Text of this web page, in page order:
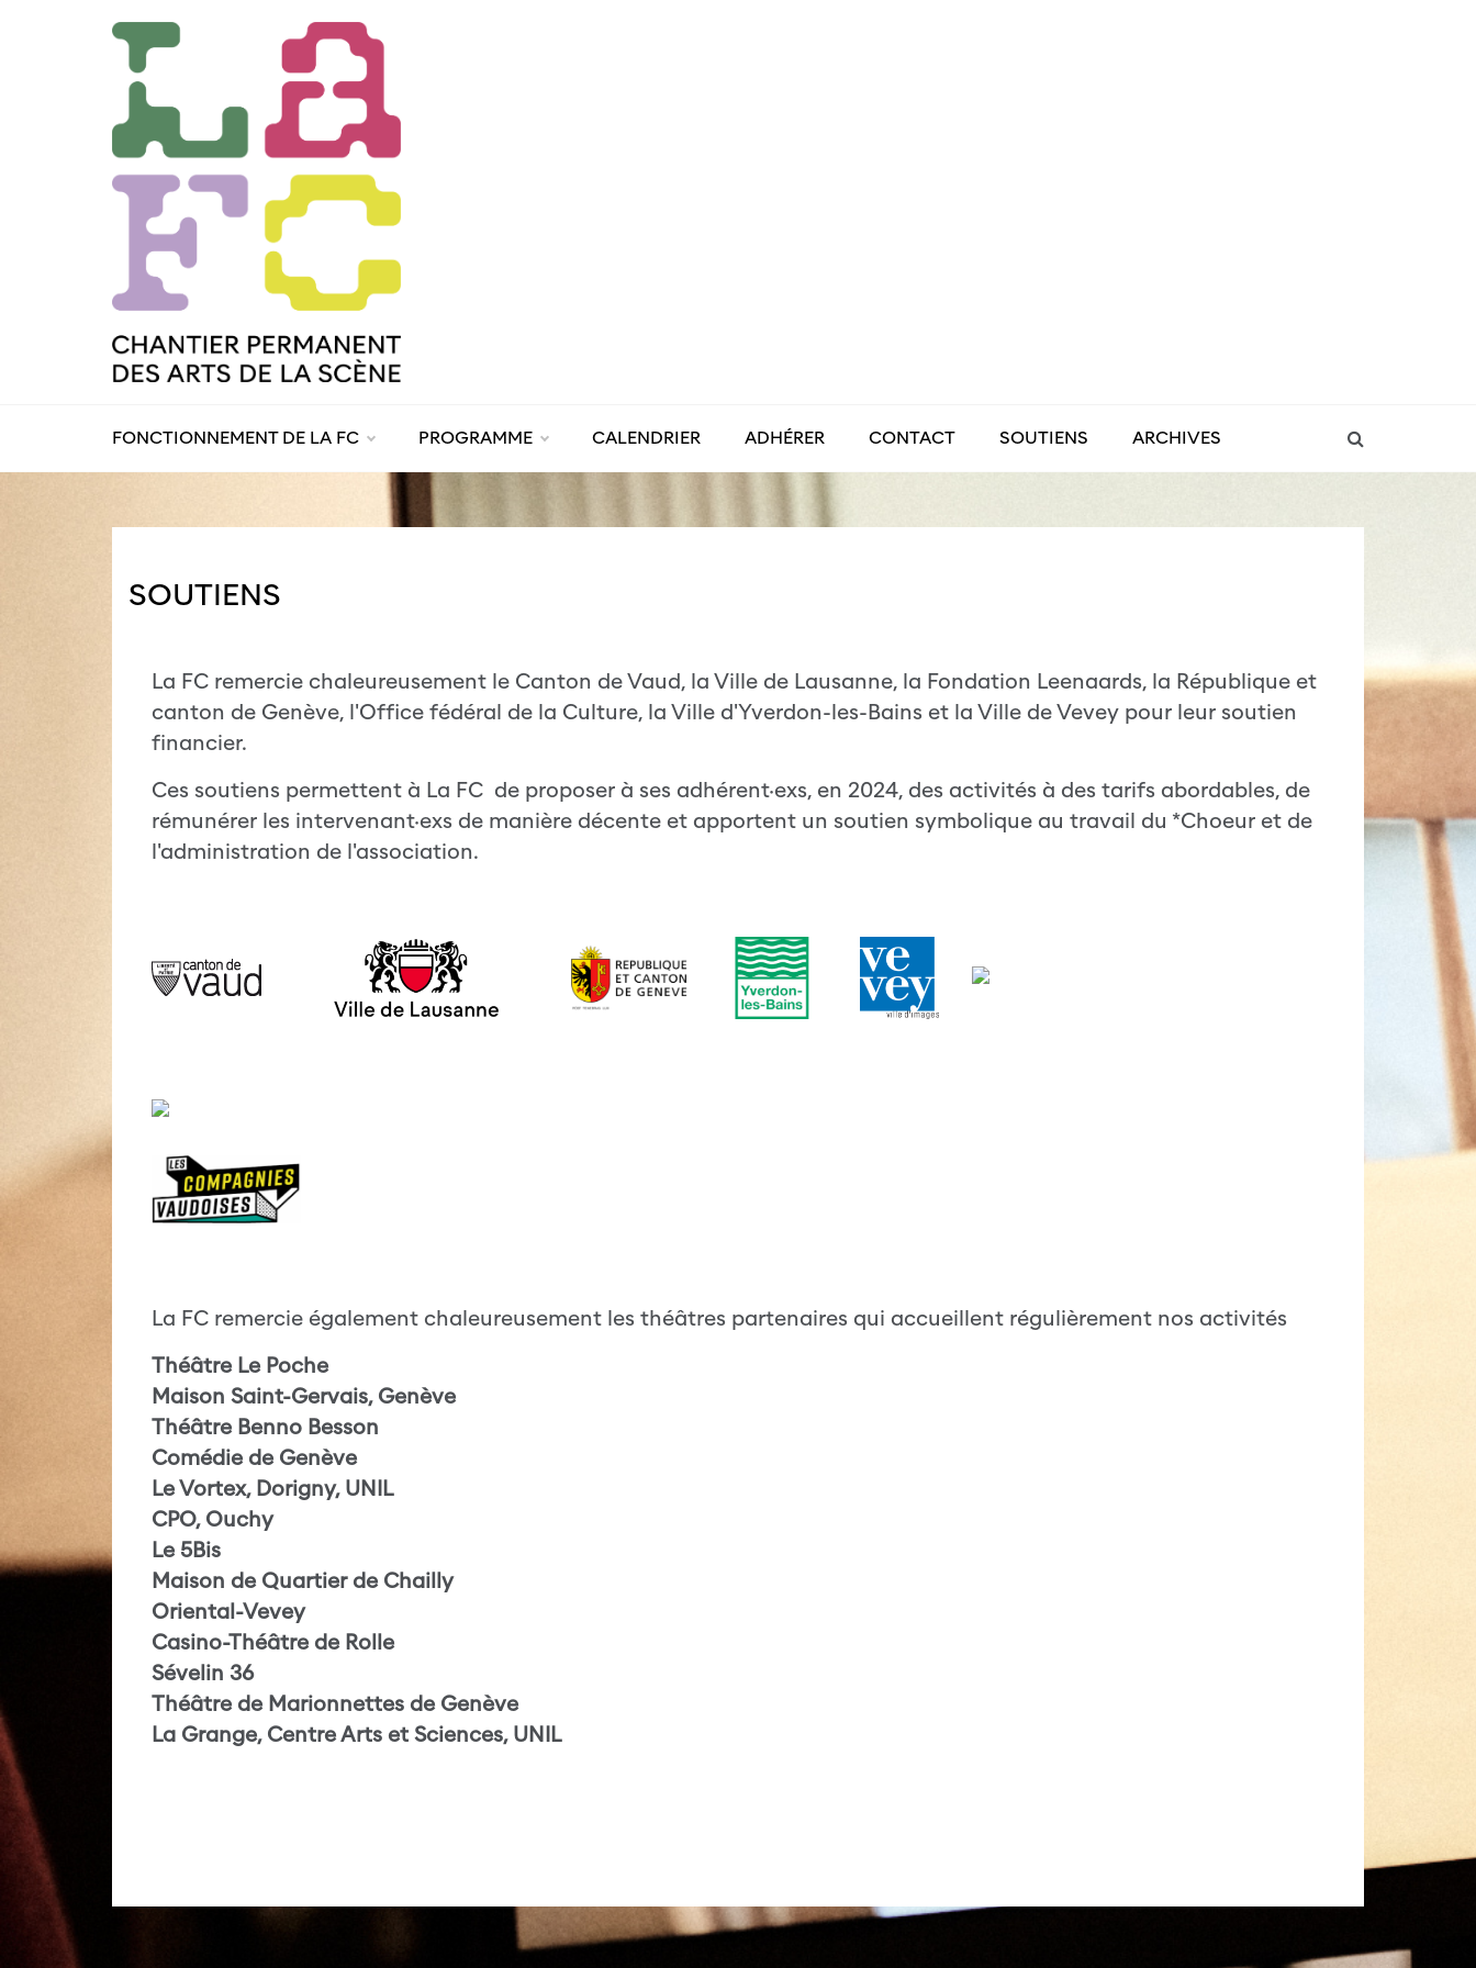
FONCTIONNEMENT DE LA FC PROGRAMME CALENDRIER ADHÉRER CONTACT SOUTIENS ARCHIVES
SOUTIENS
La FC remercie chaleureusement le Canton de Vaud, la Ville de Lausanne, la Fondation Leenaards, la République et
canton de Genève, l'Office fédéral de la Culture, la Ville d'Yverdon-les-Bains et la Ville de Vevey pour leur soutien
financier.
Ces soutiens permettent à La FC de proposer à ses adhérent·exs, en 2024, des activités à des tarifs abordables, de
rémunérer les intervenant·exs de manière décente et apportent un soutien symbolique au travail du *Choeur et de
l'administration de l'association.
La FC remercie également chaleureusement les théâtres partenaires qui accueillent régulièrement nos activités
Théâtre Le Poche
Maison Saint-Gervais, Genève
Théâtre Benno Besson
Comédie de Genève
Le Vortex, Dorigny, UNIL
CPO, Ouchy
Le 5Bis
Maison de Quartier de Chailly
Oriental-Vevey
Casino-Théâtre de Rolle
Sévelin 36
Théâtre de Marionnettes de Genève
La Grange, Centre Arts et Sciences, UNIL